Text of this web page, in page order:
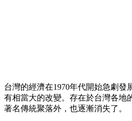
台灣的經濟在1970年代開始急劇發
有相當大的改變。存在於台灣各地
著名傳統聚落外，也逐漸消失了。